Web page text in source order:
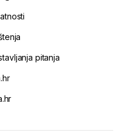
pitanja